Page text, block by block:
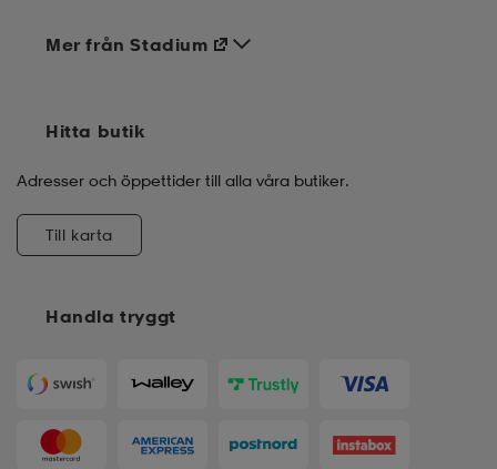
Handla tryggt
Mer från Stadium
Hitta butik
Adresser och öppettider till alla våra butiker.
Till karta